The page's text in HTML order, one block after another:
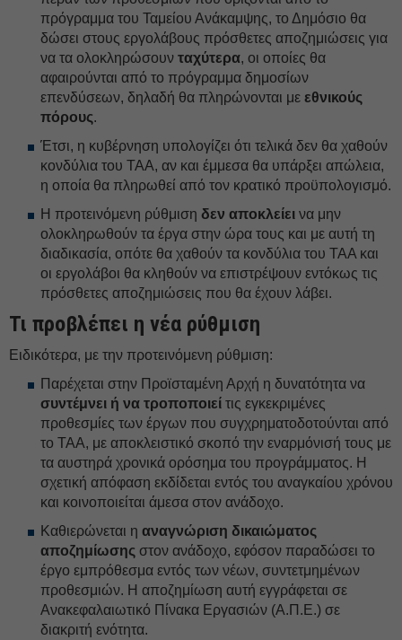
πρόγραμμα του Ταμείου Ανάκαμψης, το Δημόσιο θα
δώσει στους εργολάβους πρόσθετες αποζημιώσεις για
να τα ολοκληρώσουν ταχύτερα, οι οποίες θα
αφαιρούνται από το πρόγραμμα δημοσίων
επενδύσεων, δηλαδή θα πληρώνονται με εθνικούς
πόρους.
Έτσι, η κυβέρνηση υπολογίζει ότι τελικά δεν θα χαθούν
κονδύλια του ΤΑΑ, αν και έμμεσα θα υπάρξει απώλεια,
η οποία θα πληρωθεί από τον κρατικό προϋπολογισμό.
Η προτεινόμενη ρύθμιση δεν αποκλείει να μην
ολοκληρωθούν τα έργα στην ώρα τους και με αυτή τη
διαδικασία, οπότε θα χαθούν τα κονδύλια του ΤΑΑ και
οι εργολάβοι θα κληθούν να επιστρέψουν εντόκως τις
πρόσθετες αποζημιώσεις που θα έχουν λάβει.
Τι προβλέπει η νέα ρύθμιση
Ειδικότερα, με την προτεινόμενη ρύθμιση:
Παρέχεται στην Προϊσταμένη Αρχή η δυνατότητα να
συντέμνει ή να τροποποιεί τις εγκεκριμένες
προθεσμίες των έργων που συγχρηματοδοτούνται από
το ΤΑΑ, με αποκλειστικό σκοπό την εναρμόνισή τους με
τα αυστηρά χρονικά ορόσημα του προγράμματος. Η
σχετική απόφαση εκδίδεται εντός του αναγκαίου χρόνου
και κοινοποιείται άμεσα στον ανάδοχο.
Καθιερώνεται η αναγνώριση δικαιώματος
αποζημίωσης στον ανάδοχο, εφόσον παραδώσει το
έργο εμπρόθεσμα εντός των νέων, συντετμημένων
προθεσμιών. Η αποζημίωση αυτή εγγράφεται σε
Ανακεφαλαιωτικό Πίνακα Εργασιών (Α.Π.Ε.) σε
διακριτή ενότητα.